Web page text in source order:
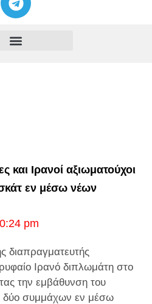
και Ιρανοί αξιωματούχοι
εν μέσω νέων
pm
διαπραγματευτής
Ιρανό διπλωμάτη στο
την εμβάθυνση του
δύο συμμάχων εν μέσω